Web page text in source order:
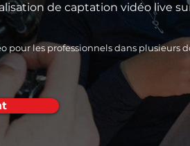
de captation vidéo live
pour les professionnels dans plusieurs